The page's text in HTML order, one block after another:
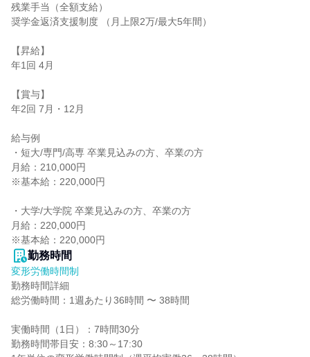
残業手当（全額支給）
奨学金返済支援制度 （月上限2万/最大5年間）
【昇給】
年1回 4月
【賞与】
年2回 7月・12月
給与例
・短大/専門/高専 卒業見込みの方、卒業の方
月給：210,000円
※基本給：220,000円
・大学/大学院 卒業見込みの方、卒業の方
月給：220,000円
※基本給：220,000円
勤務時間
変形労働時間制
勤務時間詳細
総労働時間：1週あたり36時間 〜 38時間
実働時間（1日）：7時間30分
勤務時間帯目安：8:30～17:30